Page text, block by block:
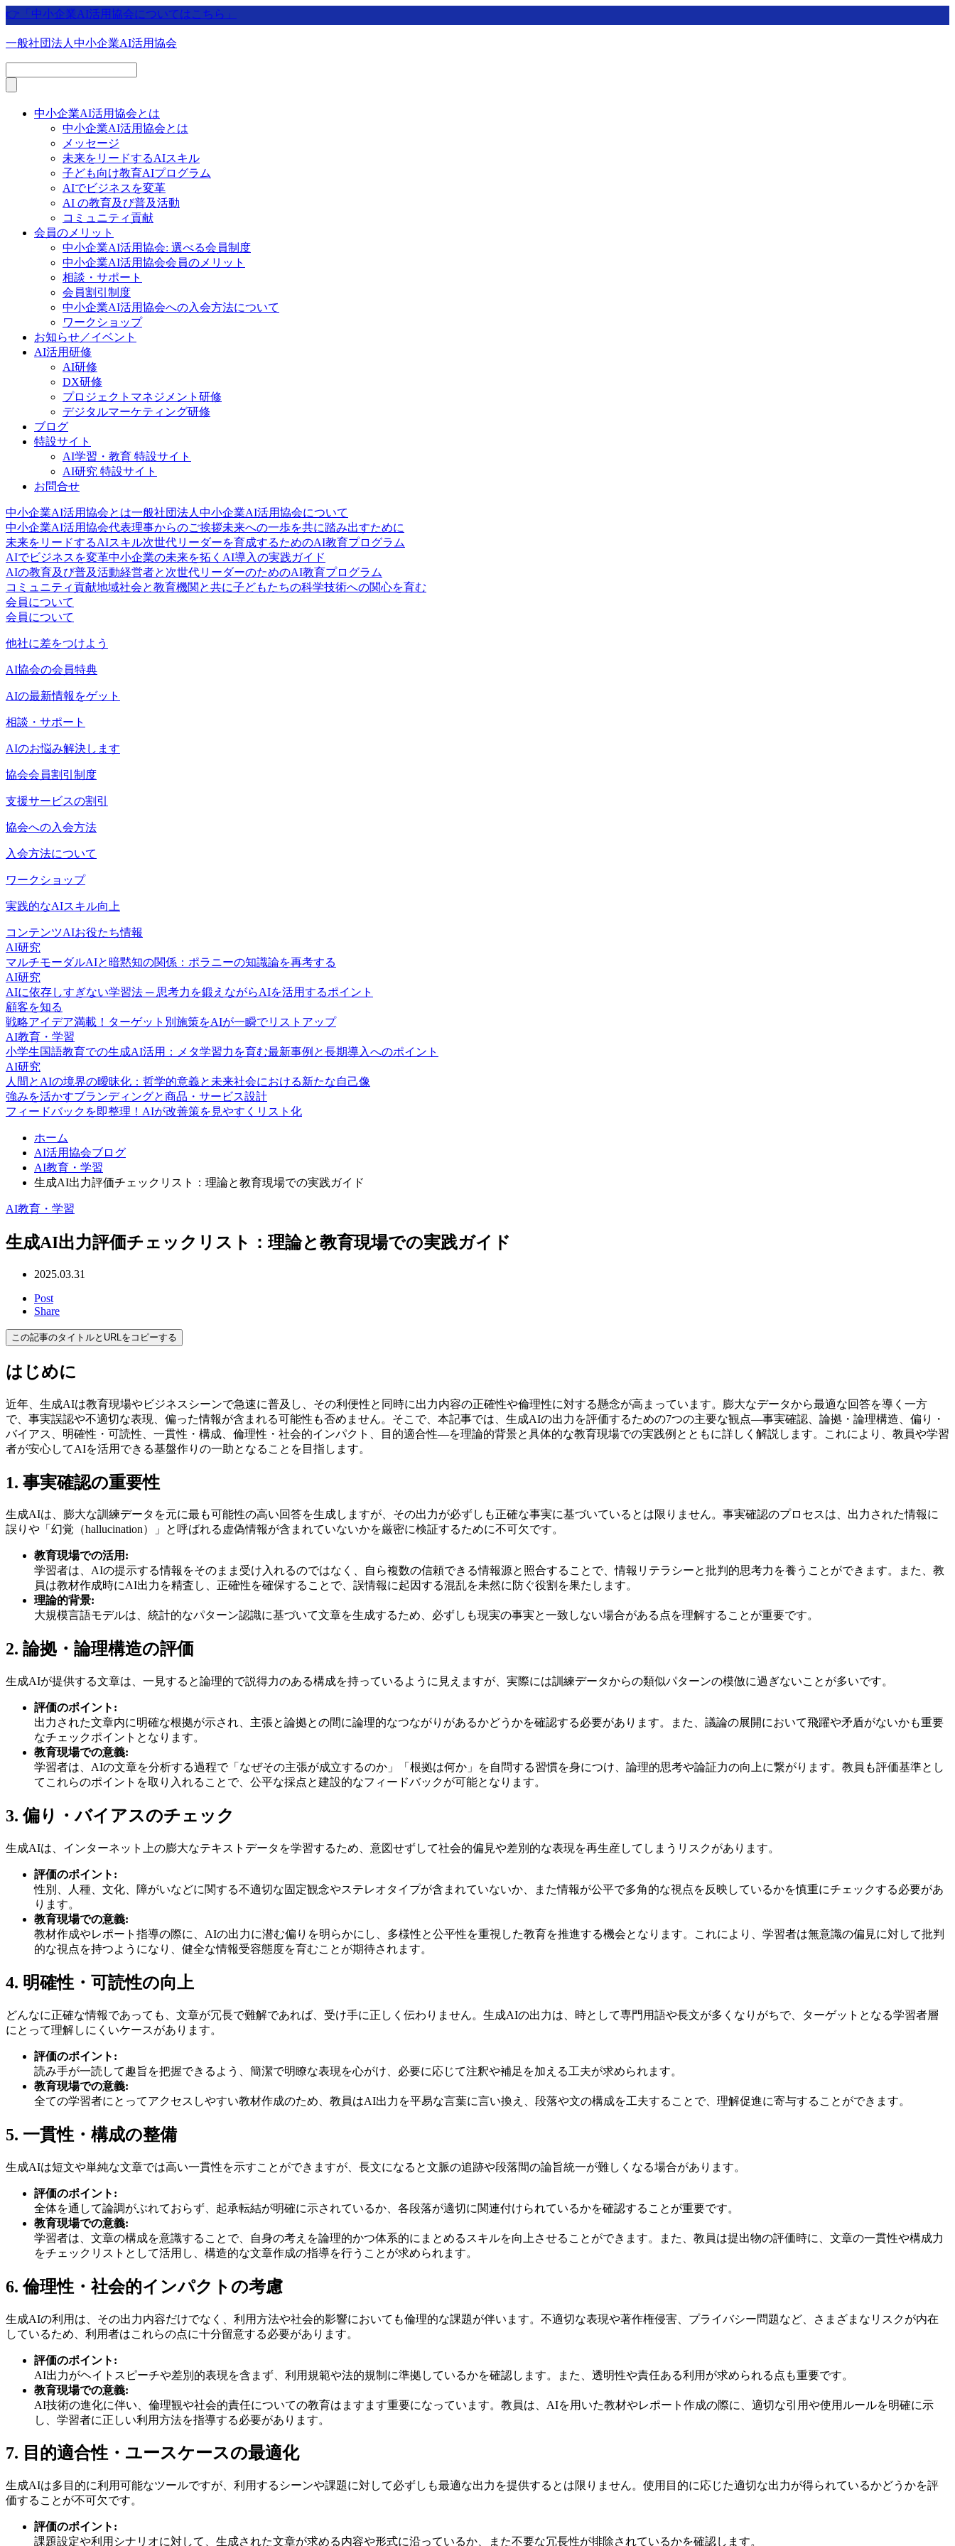
👉「中小企業AI活用協会についてはこちら」
一般社団法人中小企業AI活用協会
中小企業AI活用協会とは
中小企業AI活用協会とは
メッセージ
未来をリードするAIスキル
子ども向け教育AIプログラム
AIでビジネスを変革
AI の教育及び普及活動
コミュニティ貢献
会員のメリット
中小企業AI活用協会: 選べる会員制度
中小企業AI活用協会会員のメリット
相談・サポート
会員割引制度
中小企業AI活用協会への入会方法について
ワークショップ
お知らせ／イベント
AI活用研修
AI研修
DX研修
プロジェクトマネジメント研修
デジタルマーケティング研修
ブログ
特設サイト
AI学習・教育 特設サイト
AI研究 特設サイト
お問合せ
中小企業AI活用協会とは一般社団法人中小企業AI活用協会について
中小企業AI活用協会代表理事からのご挨拶未来への一歩を共に踏み出すために
未来をリードするAIスキル次世代リーダーを育成するためのAI教育プログラム
AIでビジネスを変革中小企業の未来を拓くAI導入の実践ガイド
AIの教育及び普及活動経営者と次世代リーダーのためのAI教育プログラム
コミュニティ貢献地域社会と教育機関と共に子どもたちの科学技術への関心を育む
会員について
会員について
他社に差をつけよう
AI協会の会員特典
AIの最新情報をゲット
相談・サポート
AIのお悩み解決します
協会会員割引制度
支援サービスの割引
協会への入会方法
入会方法について
ワークショップ
実践的なAIスキル向上
コンテンツAIお役たち情報
AI研究
マルチモーダルAIと暗黙知の関係：ポラニーの知識論を再考する
AI研究
AIに依存しすぎない学習法 ─ 思考力を鍛えながらAIを活用するポイント
顧客を知る
戦略アイデア満載！ターゲット別施策をAIが一瞬でリストアップ
AI教育・学習
小学生国語教育での生成AI活用：メタ学習力を育む最新事例と長期導入へのポイント
AI研究
人間とAIの境界の曖昧化：哲学的意義と未来社会における新たな自己像
強みを活かすブランディングと商品・サービス設計
フィードバックを即整理！AIが改善策を見やすくリスト化
ホーム
AI活用協会ブログ
AI教育・学習
生成AI出力評価チェックリスト：理論と教育現場での実践ガイド
AI教育・学習
生成AI出力評価チェックリスト：理論と教育現場での実践ガイド
2025.03.31
Post
Share
この記事のタイトルとURLをコピーする
はじめに
近年、生成AIは教育現場やビジネスシーンで急速に普及し、その利便性と同時に出力内容の正確性や倫理性に対する懸念が高まっています。膨大なデータから最適な回答を導く一方
で、事実誤認や不適切な表現、偏った情報が含まれる可能性も否めません。そこで、本記事では、生成AIの出力を評価するための7つの主要な観点―事実確認、論拠・論理構造、偏り・
バイアス、明確性・可読性、一貫性・構成、倫理性・社会的インパクト、目的適合性―を理論的背景と具体的な教育現場での実践例とともに詳しく解説します。これにより、教員や学習
者が安心してAIを活用できる基盤作りの一助となることを目指します。
1. 事実確認の重要性
生成AIは、膨大な訓練データを元に最も可能性の高い回答を生成しますが、その出力が必ずしも正確な事実に基づいているとは限りません。事実確認のプロセスは、出力された情報に
誤りや「幻覚（hallucination）」と呼ばれる虚偽情報が含まれていないかを厳密に検証するために不可欠です。
教育現場での活用:
学習者は、AIの提示する情報をそのまま受け入れるのではなく、自ら複数の信頼できる情報源と照合することで、情報リテラシーと批判的思考力を養うことができます。また、教
員は教材作成時にAI出力を精査し、正確性を確保することで、誤情報に起因する混乱を未然に防ぐ役割を果たします。
理論的背景:
大規模言語モデルは、統計的なパターン認識に基づいて文章を生成するため、必ずしも現実の事実と一致しない場合がある点を理解することが重要です。
2. 論拠・論理構造の評価
生成AIが提供する文章は、一見すると論理的で説得力のある構成を持っているように見えますが、実際には訓練データからの類似パターンの模倣に過ぎないことが多いです。
評価のポイント:
出力された文章内に明確な根拠が示され、主張と論拠との間に論理的なつながりがあるかどうかを確認する必要があります。また、議論の展開において飛躍や矛盾がないかも重要
なチェックポイントとなります。
教育現場での意義:
学習者は、AIの文章を分析する過程で「なぜその主張が成立するのか」「根拠は何か」を自問する習慣を身につけ、論理的思考や論証力の向上に繋がります。教員も評価基準とし
てこれらのポイントを取り入れることで、公平な採点と建設的なフィードバックが可能となります。
3. 偏り・バイアスのチェック
生成AIは、インターネット上の膨大なテキストデータを学習するため、意図せずして社会的偏見や差別的な表現を再生産してしまうリスクがあります。
評価のポイント:
性別、人種、文化、障がいなどに関する不適切な固定観念やステレオタイプが含まれていないか、また情報が公平で多角的な視点を反映しているかを慎重にチェックする必要があ
ります。
教育現場での意義:
教材作成やレポート指導の際に、AIの出力に潜む偏りを明らかにし、多様性と公平性を重視した教育を推進する機会となります。これにより、学習者は無意識の偏見に対して批判
的な視点を持つようになり、健全な情報受容態度を育むことが期待されます。
4. 明確性・可読性の向上
どんなに正確な情報であっても、文章が冗長で難解であれば、受け手に正しく伝わりません。生成AIの出力は、時として専門用語や長文が多くなりがちで、ターゲットとなる学習者層
にとって理解しにくいケースがあります。
評価のポイント:
読み手が一読して趣旨を把握できるよう、簡潔で明瞭な表現を心がけ、必要に応じて注釈や補足を加える工夫が求められます。
教育現場での意義:
全ての学習者にとってアクセスしやすい教材作成のため、教員はAI出力を平易な言葉に言い換え、段落や文の構成を工夫することで、理解促進に寄与することができます。
5. 一貫性・構成の整備
生成AIは短文や単純な文章では高い一貫性を示すことができますが、長文になると文脈の追跡や段落間の論旨統一が難しくなる場合があります。
評価のポイント:
全体を通して論調がぶれておらず、起承転結が明確に示されているか、各段落が適切に関連付けられているかを確認することが重要です。
教育現場での意義:
学習者は、文章の構成を意識することで、自身の考えを論理的かつ体系的にまとめるスキルを向上させることができます。また、教員は提出物の評価時に、文章の一貫性や構成力
をチェックリストとして活用し、構造的な文章作成の指導を行うことが求められます。
6. 倫理性・社会的インパクトの考慮
生成AIの利用は、その出力内容だけでなく、利用方法や社会的影響においても倫理的な課題が伴います。不適切な表現や著作権侵害、プライバシー問題など、さまざまなリスクが内在
しているため、利用者はこれらの点に十分留意する必要があります。
評価のポイント:
AI出力がヘイトスピーチや差別的表現を含まず、利用規範や法的規制に準拠しているかを確認します。また、透明性や責任ある利用が求められる点も重要です。
教育現場での意義:
AI技術の進化に伴い、倫理観や社会的責任についての教育はますます重要になっています。教員は、AIを用いた教材やレポート作成の際に、適切な引用や使用ルールを明確に示
し、学習者に正しい利用方法を指導する必要があります。
7. 目的適合性・ユースケースの最適化
生成AIは多目的に利用可能なツールですが、利用するシーンや課題に対して必ずしも最適な出力を提供するとは限りません。使用目的に応じた適切な出力が得られているかどうかを評
価することが不可欠です。
評価のポイント:
課題設定や利用シナリオに対して、生成された文章が求める内容や形式に沿っているか、また不要な冗長性が排除されているかを確認します。